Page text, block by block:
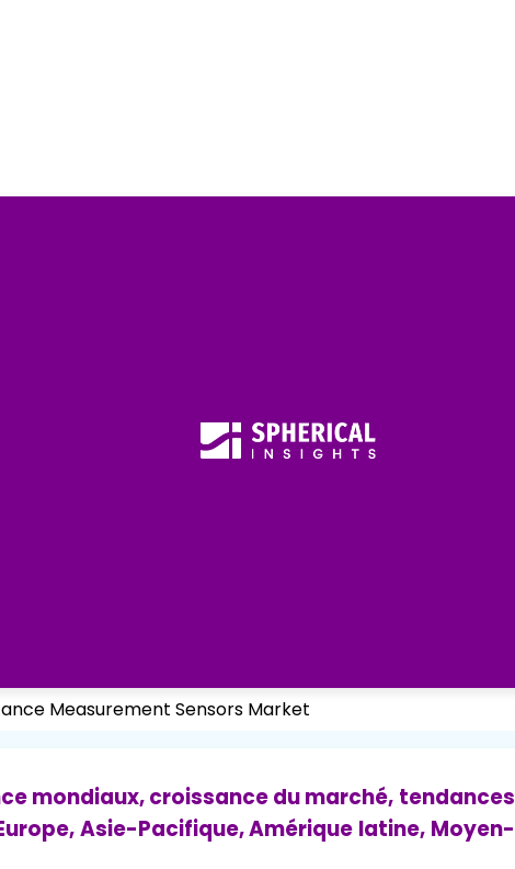
Measurement Sensors Market
mondiaux, croissance du marché, tendances
Asie-Pacifique, Amérique latine, Moyen-